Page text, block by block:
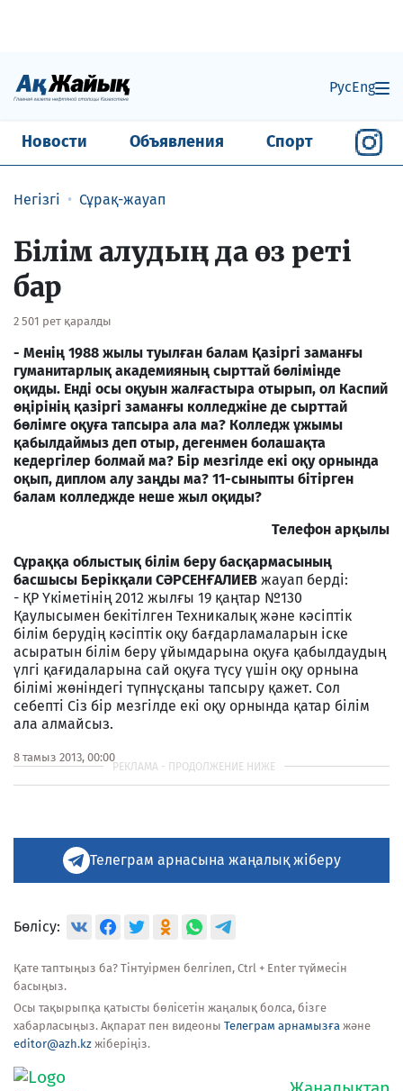
РусEng
Новости Объявления Спорт
Негізгі Сұрақ-жауап
Білім алудың да өз реті
бар
2 501 рет қаралды
- Менің 1988 жылы туылған балам Қазіргі заманғы
гуманитарлық академияның сырттай бөлімінде
оқиды. Енді осы оқуын жалғастыра отырып, ол Каспий
өңірінің қазіргі заманғы колледжіне де сырттай
бөлімге оқуға тапсыра ала ма? Колледж ұжымы
қабылдаймыз деп отыр, дегенмен болашақта
кедергілер болмай ма? Бір мезгілде екі оқу орнында
оқып, диплом алу заңды ма? 11-сыныпты бітірген
балам колледжде неше жыл оқиды?
Телефон арқылы
Сұраққа облыстық білім беру басқармасының
басшысы Берікқали СӘРСЕНҒАЛИЕВ жауап берді:
- ҚР Үкіметінің 2012 жылғы 19 қаңтар №130
Қаулысымен бекітілген Техникалық және кәсіптік
білім берудің кәсіптік оқу бағдарламаларын іске
асыратын білім беру ұйымдарына оқуға қабылдаудың
үлгі қағидаларына сай оқуға түсу үшін оқу орнына
білімі жөніндегі түпнұсқаны тапсыру қажет. Сол
себепті Сіз бір мезгілде екі оқу орнында қатар білім
ала алмайсыз.
8 тамыз 2013, 00:00
Телеграм арнасына жаңалық жіберу
Бөлісу:
Қате таптыңыз ба? Тінтуірмен белгілеп, Ctrl + Enter түймесін
басыңыз.
Осы тақырыпқа қатысты бөлісетін жаңалық болса, бізге
хабарласыңыз. Ақпарат пен видеоны Телеграм арнамызға және
editor@azh.kz жіберіңіз.